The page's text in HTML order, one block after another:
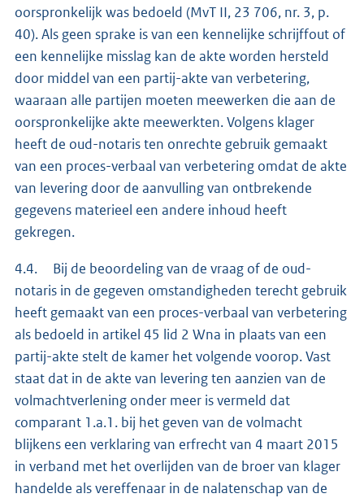
oorspronkelijk was bedoeld (MvT II, 23 706, nr. 3, p.
40). Als geen sprake is van een kennelijke schrijffout of
een kennelijke misslag kan de akte worden hersteld
door middel van een partij-akte van verbetering,
waaraan alle partijen moeten meewerken die aan de
oorspronkelijke akte meewerkten. Volgens klager
heeft de oud-notaris ten onrechte gebruik gemaakt
van een proces-verbaal van verbetering omdat de akte
van levering door de aanvulling van ontbrekende
gegevens materieel een andere inhoud heeft
gekregen.
4.4. Bij de beoordeling van de vraag of de oud-
notaris in de gegeven omstandigheden terecht gebruik
heeft gemaakt van een proces-verbaal van verbetering
als bedoeld in artikel 45 lid 2 Wna in plaats van een
partij-akte stelt de kamer het volgende voorop. Vast
staat dat in de akte van levering ten aanzien van de
volmachtverlening onder meer is vermeld dat
comparant 1.a.1. bij het geven van de volmacht
blijkens een verklaring van erfrecht van 4 maart 2015
in verband met het overlijden van de broer van klager
handelde als vereffenaar in de nalatenschap van de